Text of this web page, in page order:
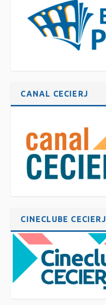
CANAL CECIERJ
CINECLUBE CECIERJ